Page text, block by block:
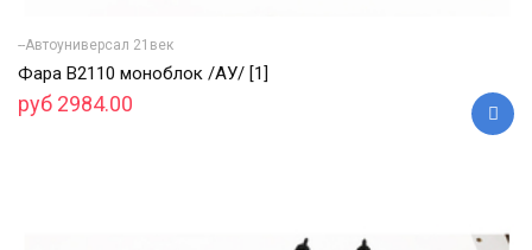
--Автоуниверсал 21век
Фара В2110 моноблок /АУ/ [1]
руб 2984.00